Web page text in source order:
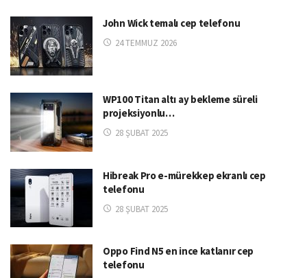
John Wick temalı cep telefonu
24 TEMMUZ 2026
WP100 Titan altı ay bekleme süreli
projeksiyonlu…
28 ŞUBAT 2025
Hibreak Pro e-mürekkep ekranlı cep
telefonu
28 ŞUBAT 2025
Oppo Find N5 en ince katlanır cep
telefonu